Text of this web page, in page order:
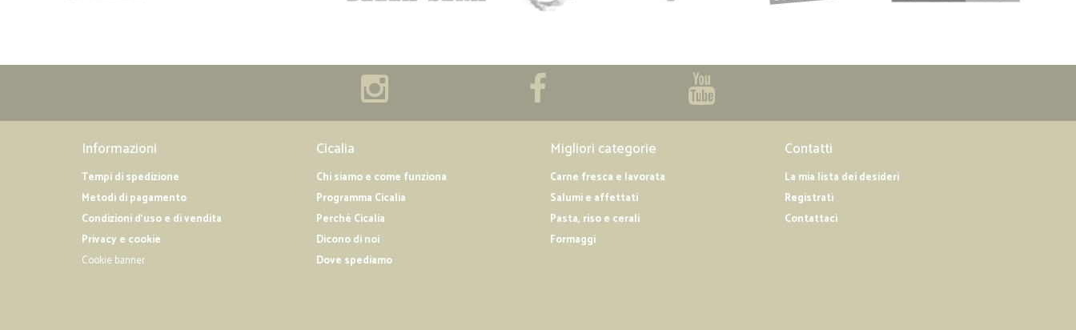
Informazioni
Tempi di spedizione
Metodi di pagamento
Condizioni d'uso e di vendita
Privacy e cookie
Cookie banner
Cicalia
Chi siamo e come funziona
Programma Cicalia
Perché Cicalia
Dicono di noi
Dove spediamo
Migliori categorie
Carne fresca e lavorata
Salumi e affettati
Pasta, riso e cerali
Formaggi
Contatti
La mia lista dei desideri
Registrati
Contattaci